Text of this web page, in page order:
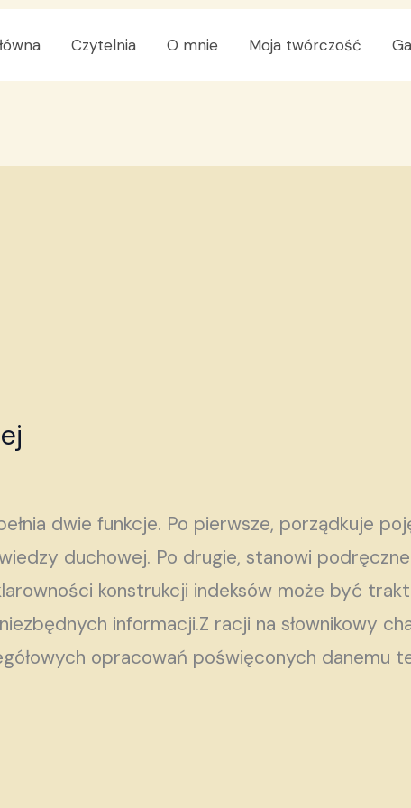
Czytelnia O mnie Moja twórczość
dwie funkcje. Po pierwsze, porządkuje
duchowej. Po drugie, stanowi podręczne
konstrukcji indeksów może być
informacji.Z racji na słownikowy
opracowań poświęconych danemu